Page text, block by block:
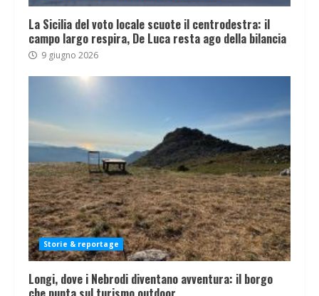
La Sicilia del voto locale scuote il centrodestra: il
campo largo respira, De Luca resta ago della bilancia
9 giugno 2026
Storie & reportage
Longi, dove i Nebrodi diventano avventura: il borgo